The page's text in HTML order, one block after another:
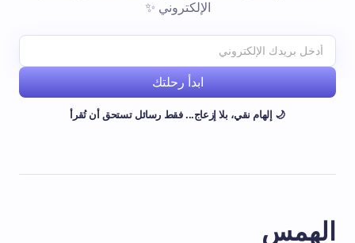
الإلكتروني ✨
ابدأ رحلتك
🌙 إلهام نقي، بلا إزعاج... فقط رسائل تستحق أن تُقرأ
الهمس